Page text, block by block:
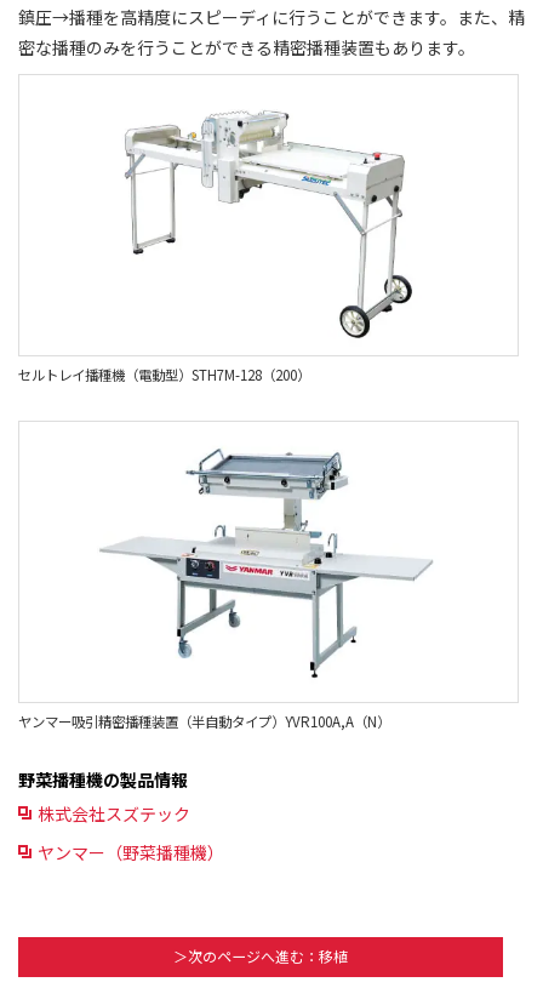
鎮圧→播種を高精度にスピーディに行うことができます。また、精
密な播種のみを行うことができる精密播種装置もあります。
セルトレイ播種機（電動型）STH7M-128（200）
ヤンマー吸引精密播種装置（半自動タイプ）YVR100A,A（N）
野菜播種機の製品情報
株式会社スズテック
ヤンマー（野菜播種機）
＞次のページへ進む：移植